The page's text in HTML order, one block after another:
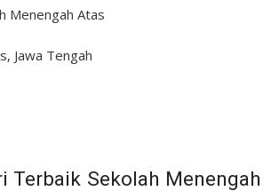
Menengah Atas
Jawa Tengah
Terbaik Sekolah Menengah